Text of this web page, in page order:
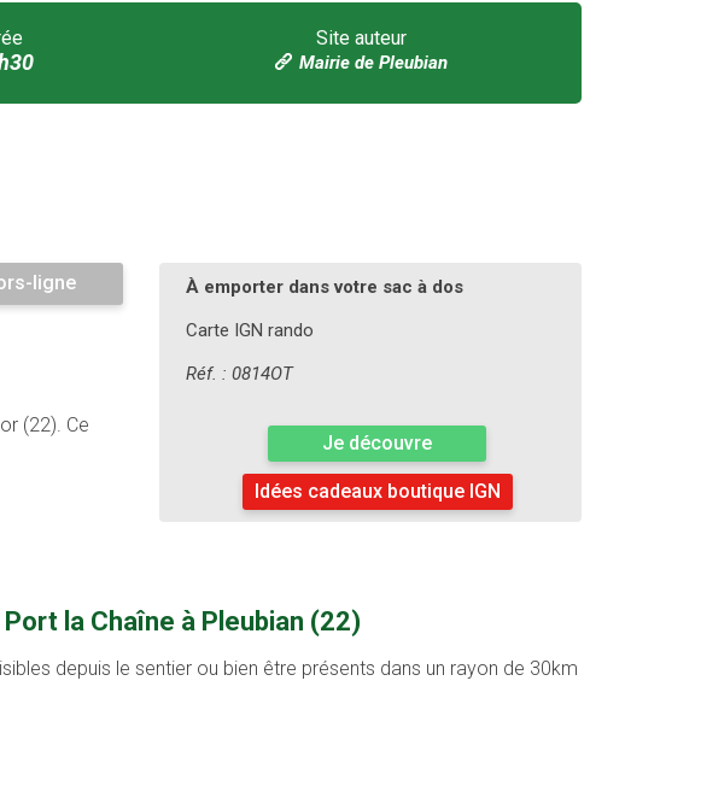
Site auteur
Mairie de Pleubian
ligne
(22). Ce
À emporter dans votre sac à dos
Carte IGN rando
Réf. : 0814OT
Je découvre
Idées cadeaux boutique IGN
la Chaîne à Pleubian (22)
depuis le sentier ou bien être présents dans un rayon de 30km